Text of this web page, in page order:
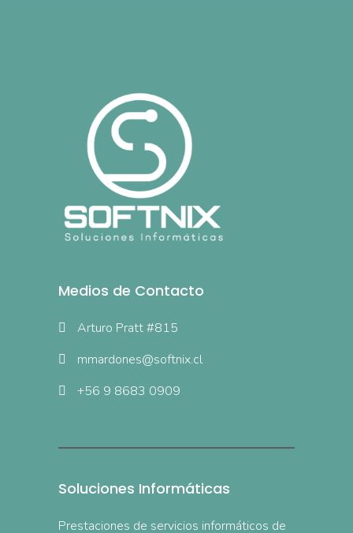
Medios de Contacto
Arturo Pratt #815
mmardones@softnix.cl
+56 9 8683 0909
Soluciones Informáticas
Prestaciones de servicios informáticos de